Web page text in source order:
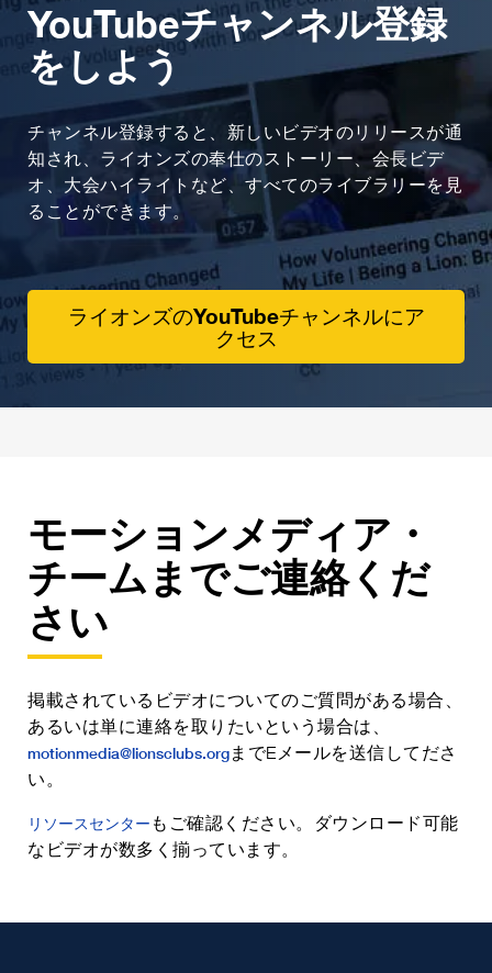
YouTubeチャンネル登録
をしよう
チャンネル登録すると、新しいビデオのリリースが通
知され、ライオンズの奉仕のストーリー、会長ビデ
オ、大会ハイライトなど、すべてのライブラリーを見
ることができます。
ライオンズのYouTubeチャンネルにア
クセス
モーションメディア・
チームまでご連絡くだ
さい
掲載されているビデオについてのご質問がある場合、
あるいは単に連絡を取りたいという場合は、
motionmedia@lionsclubs.orgまでEメールを送信してださ
い。
リソースセンター もご確認ください。ダウンロード可能
なビデオが数多く揃っています。